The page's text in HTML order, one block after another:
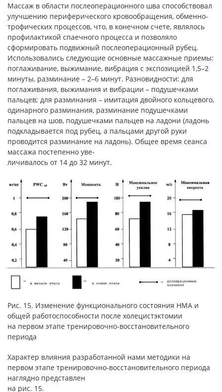
Массаж в области послеоперационного шва способствовал
улучшению периферического кровообращения, обменно-
трофических процессов, что, в конечном счете, являлось
профилактикой спаечного процесса и позволяло
сформировать подвижный послеоперационный рубец.
Использовались следующие основные массажные приемы:
поглаживание, выжимание, вибрация с экспозицией 1,5–2
минуты, разминание – 2–6 минут. Разновидности: для
поглаживания, выжимания и вибрации – подушечками
пальцев; для разминания – имитация двойного кольцевого,
одинарного разминания, разминание подушечками
пальцев на шов, подушечками пальцев на ладони (ладонь
подкладывается под рубец, а пальцами другой руки
проводится разминание на ладонь). Общее время сеанса
массажа постепенно уве-
личивалось от 14 до 32 минут.
Рис. 15. Изменение функционального состояния НМА и
общей работоспособности после холецистэктомии
на первом этапе тренировочно-восстановительного
периода
Характер влияния разработанной нами методики на
первом этапе тренировочно-восстановительного периода
наглядно представлен
на рис. 15.